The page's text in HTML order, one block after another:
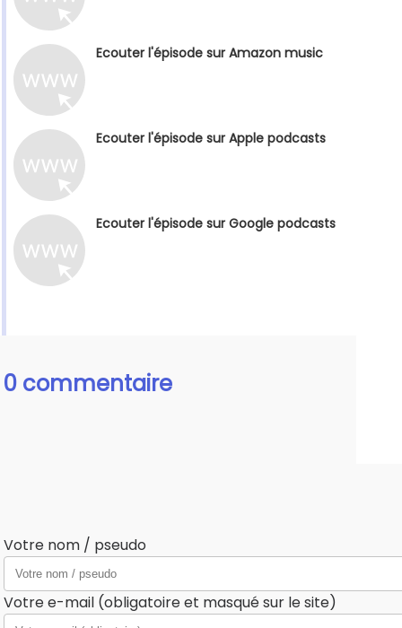
Ecouter l'épisode sur Amazon music
Ecouter l'épisode sur Apple podcasts
Ecouter l'épisode sur Google podcasts
0 commentaire
Votre nom / pseudo
Votre e-mail (obligatoire et masqué sur le site)